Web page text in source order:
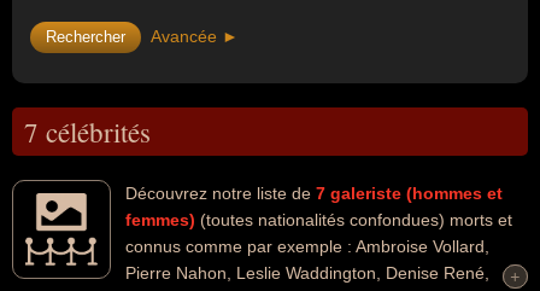
Avancée ►
7 célébrités
Découvrez notre liste de 7 galeriste (hommes et
femmes) (toutes nationalités confondues) morts et
connus comme par exemple : Ambroise Vollard,
Pierre Nahon, Leslie Waddington, Denise René,
+
+